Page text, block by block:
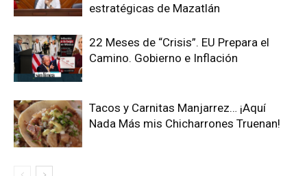
estratégicas de Mazatlán
22 Meses de “Crisis”. EU Prepara el
Camino. Gobierno e Inflación
Tacos y Carnitas Manjarrez… ¡Aquí
Nada Más mis Chicharrones Truenan!